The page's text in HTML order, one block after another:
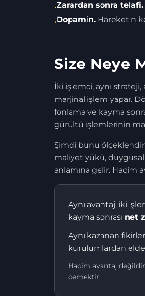
•Zarardan sonra telafi.
•Dopamin. Hareketin
Size Neye
İki işlemci, aynı
marjinal işlem yapar.
fonlama ve kayma
gürültü işlemlerinin
Şimdi bunu
maliyet yükü, duygusal
anlamına gelir. Hacim
Aynı avantaj, iki
kayma sonrası net
Aynı kazanan
kurulumlardan elde
Hacim avantaj
demektir.